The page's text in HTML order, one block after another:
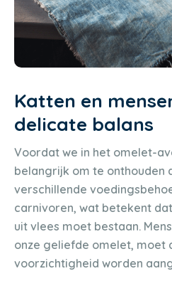
Katten en
delicate balans
Voordat we in het omelet-
belangrijk om te onthouden
verschillende
carnivoren, wat betekent
uit vlees moet bestaan.
onze geliefde omelet, moet
voorzichtigheid worden